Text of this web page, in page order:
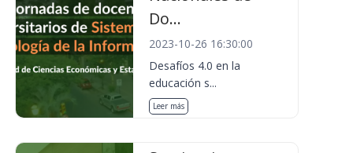
Do...
2023-10-26 16:30:00
Desafíos 4.0 en la
educación s...
Leer más